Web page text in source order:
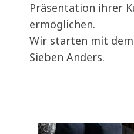
Präsentation ihrer
ermöglichen.
Wir starten mit
Sieben Anders.